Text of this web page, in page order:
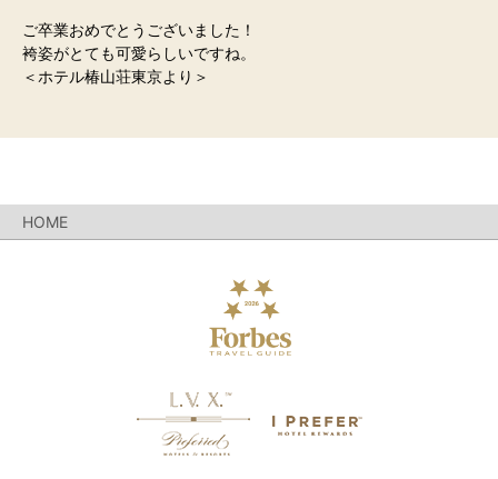
ご卒業おめでとうございました！
袴姿がとても可愛らしいですね。
＜ホテル椿山荘東京より＞
HOME